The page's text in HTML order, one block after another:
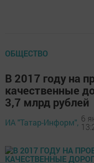
ОБЩЕСТВО
В 2017 году на
качественные
3,7 млрд рублей
ИА "Татар-Информ", 6